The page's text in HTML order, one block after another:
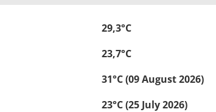
29,3°C
23,7°C
31°C (09 August 2026)
23°C (25 July 2026)